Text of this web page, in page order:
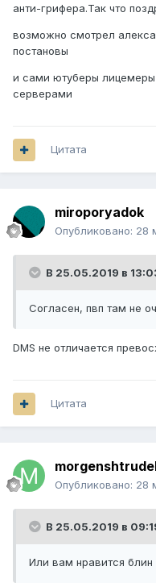
анти-грифера.Так что
возможно смотрел
постановы
и сами ютуберы лицемеры
серверами
Цитата
miroporyadok
Опубликовано: 28
В 25.05.2019 в
Согласен, пвп там не
DMS не отличается
Цитата
Опубликовано: 28
В 25.05.2019 в
Или вам нравится